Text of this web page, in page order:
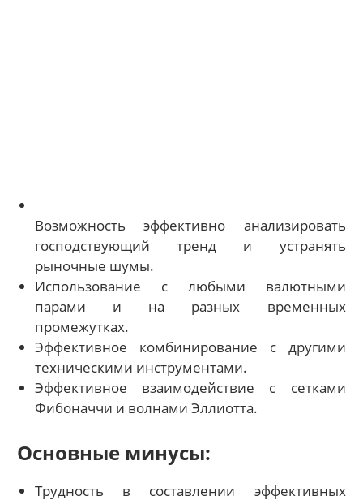
Возможность эффективно анализировать
господствующий тренд и устранять
рыночные шумы.
Использование с любыми валютными
парами и на разных временных
промежутках.
Эффективное комбинирование с другими
техническими инструментами.
Эффективное взаимодействие с сетками
Фибоначчи и волнами Эллиотта.
Основные минусы:
Трудность в составлении эффективных